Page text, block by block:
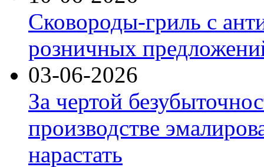
Сковороды-гриль с
розничных
03-06-2026
За чертой
производстве
нарастать